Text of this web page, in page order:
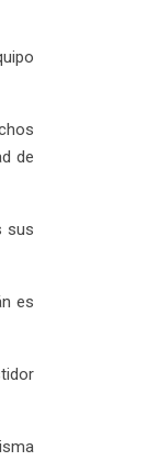
de
sus
es